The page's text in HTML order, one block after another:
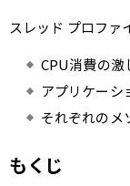
スレッド プロファ
CPU消費の激
アプリケーシ
それぞれのメ
もくじ